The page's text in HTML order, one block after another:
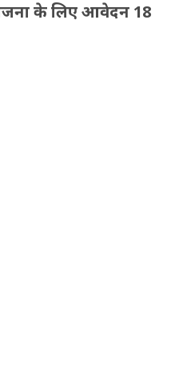
के लिए आवेदन 18